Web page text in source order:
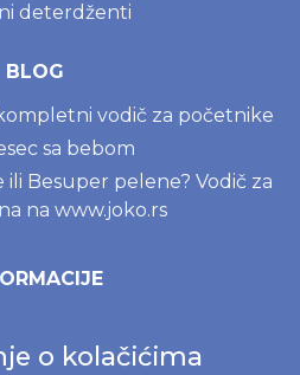
deterdženti
BLOG
vodič za početnike
sa bebom
ili Besuper pelene? Vodič za
na www.joko.rs
korišćenja
o kolačićima